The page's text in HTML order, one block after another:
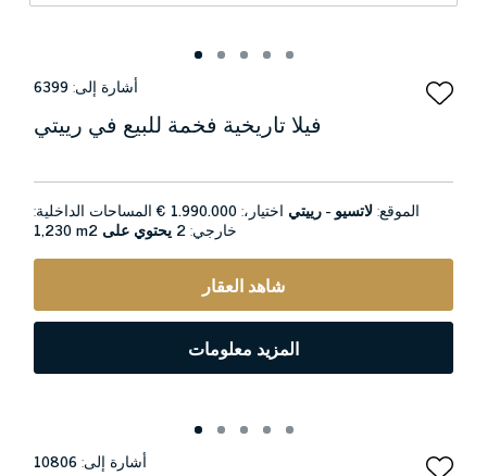
أشارة إلى:6399
فيلا تاريخية فخمة للبيع في رييتي
الموقع:لاتسيو - رييتي اختيار،:1.990.000 € المساحات الداخلية:
1,230 m2 خارجي:2 يحتوي على
شاهد العقار
المزيد معلومات
أشارة إلى: 10806